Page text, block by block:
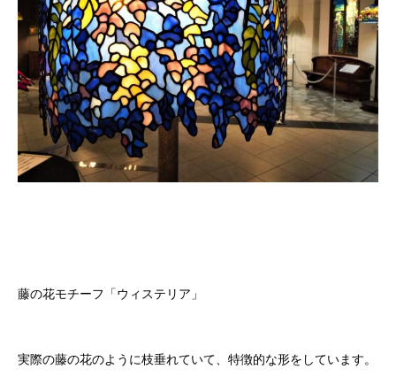
藤の花モチーフ「ウィステリア」
実際の藤の花のように枝垂れていて、特徴的な形をしています。